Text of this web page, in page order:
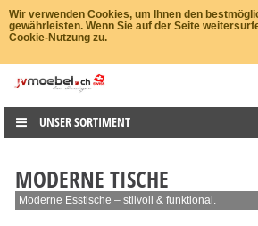
Wir verwenden Cookies, um Ihnen den
gewährleisten. Wenn Sie auf der Seite
Cookie-Nutzung zu.
UNSER SORTIMENT
MODERNE TISCHE
Moderne Esstische – stilvoll & funktional.